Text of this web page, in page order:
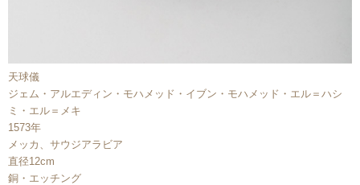
天球儀
ジェム・アルエディン・モハメッド・イブン・モハメッド・エル＝ハシ
ミ・エル＝メキ
1573年
メッカ、サウジアラビア
直径12cm
銅・エッチング